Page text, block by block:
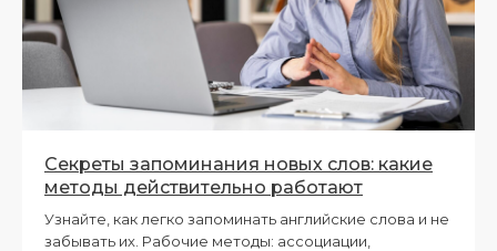
Секреты запоминания новых слов: какие
методы действительно работают
Узнайте, как легко запоминать английские слова и не
забывать их. Рабочие методы: ассоциации,